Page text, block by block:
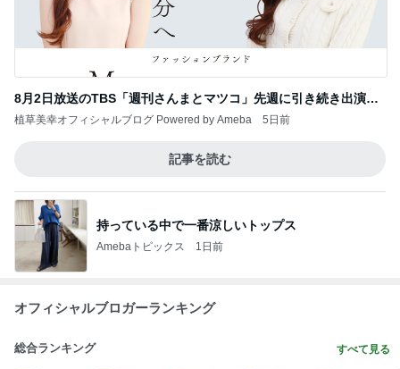
8月2日放送のTBS「週刊さんまとマツコ」先週に引き続き出演し
ます♪
植草美幸オフィシャルブログ Powered by Ameba 5日前
記事を読む
持っている中で一番涼しいトップス
Amebaトピックス 1日前
オフィシャルブロガーランキング
総合ランキング すべて見る